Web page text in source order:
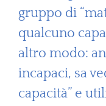
gruppo di
qualcuno
altro modo:
incapaci, sa
capacità” e